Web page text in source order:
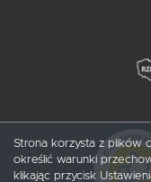
Strona korzysta z plików
określić warunki
klikając przycisk